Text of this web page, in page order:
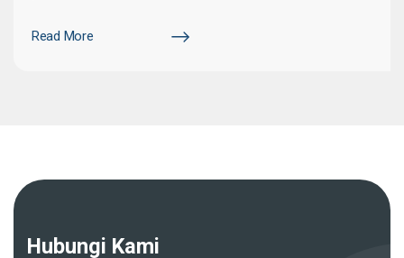
Read More
Hubungi Kami